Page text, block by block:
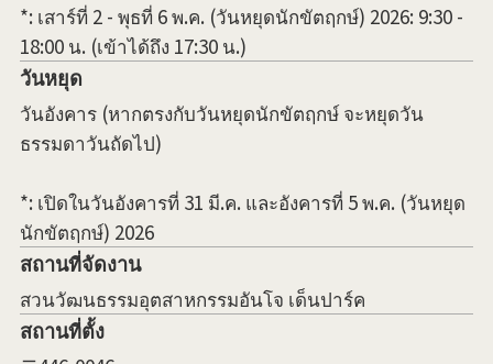
*: เสาร์ที่ 2 - พุธที่ 6 พ.ค. (วันหยุดนักขัตฤกษ์) 2026: 9:30 -
18:00 น. (เข้าได้ถึง 17:30 น.)
วันหยุด
วันอังคาร (หากตรงกับวันหยุดนักขัตฤกษ์ จะหยุดวัน
ธรรมดาวันถัดไป)
*: เปิดในวันอังคารที่ 31 มี.ค. และอังคารที่ 5 พ.ค. (วันหยุด
นักขัตฤกษ์) 2026
สถานที่จัดงาน
สวนวัฒนธรรมอุตสาหกรรมอันโจ เด็นปาร์ค
สถานที่ตั้ง